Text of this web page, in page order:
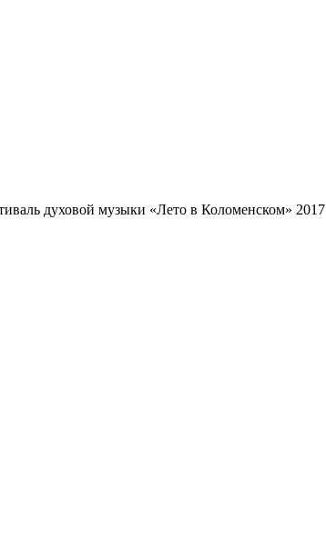
духовой музыки «Лето в Коломенском» 2017